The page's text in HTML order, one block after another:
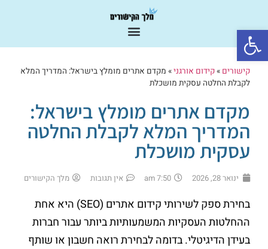
קישורים »קידום אורגני» מקדם אתרים מומלץ בישראל: המדריך המלא
לקבלת החלטה עסקית מושכלת
מקדם אתרים מומלץ בישראל:
המדריך המלא לקבלת החלטה
עסקית מושכלת
ינואר 28, 2026 7:50 am אין תגובות מלך הקישורים
בחירת ספק לשירותי קידום אתרים (SEO) היא אחת
ההחלטות העסקיות המשמעותיות ביותר עבור חברות
בעידן הדיגיטלי. בדומה לבחירת רואה חשבון או שותף
פתח סרגל נגישות